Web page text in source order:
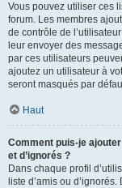
Vous pouvez utiliser ces
forum. Les membres
de contrôle de
leur envoyer des
par ces utilisateurs
ajoutez un utilisateur à
seront masqués par
Haut
Comment puis-je
et d’ignorés ?
Dans chaque profil
liste d’amis ou